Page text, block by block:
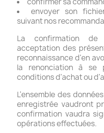
envoyer son
suivant nos
La confirmation de
acceptation des
reconnaissance d'en
la renonciation à se
conditions d'achat ou
L'ensemble des
enregistrée vaudront
confirmation vaudra
opérations effectuées.